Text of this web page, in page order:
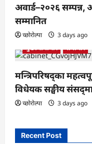
अवार्ड–२०२६ सम्पन्न,
सम्मानित
च्छोरोल्पा 3 days ago
मुख्य समाचार
समाचार
मन्त्रिपरिषद्का
विधेयक सङ्घीय
च्छोरोल्पा 3 days ago
Recent Post